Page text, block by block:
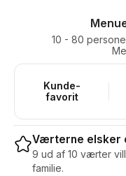
10 - 80
Kunde-
favorit
Værterne elsker
9 ud af 10 værter
familie.